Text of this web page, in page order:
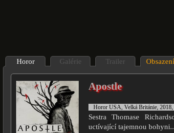
Horor Galérie Trailer Obsazení
Apostle
Horor USA, Velká Británie,
Sestra Thomase
uctívající tajemnou